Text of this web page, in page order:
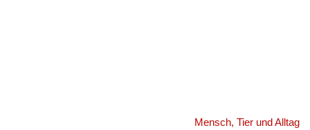
Mensch, Tier und Alltag